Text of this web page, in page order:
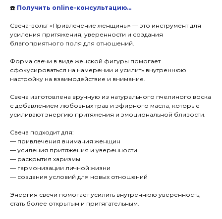
☎️ Получить online-консультацию…
Свеча-вольт «Привлечение женщины» — это инструмент для
усиления притяжения, уверенности и создания
благоприятного поля для отношений.
Форма свечи в виде женской фигуры помогает
сфокусироваться на намерении и усилить внутреннюю
настройку на взаимодействие и внимание.
Свеча изготовлена вручную из натурального пчелиного воска
с добавлением любовных трав и эфирного масла, которые
усиливают энергию притяжения и эмоциональной близости.
Свеча подходит для:
— привлечения внимания женщин
— усиления притяжения и уверенности
— раскрытия харизмы
— гармонизации личной жизни
— создания условий для новых отношений
Энергия свечи помогает усилить внутреннюю уверенность,
стать более открытым и притягательным.